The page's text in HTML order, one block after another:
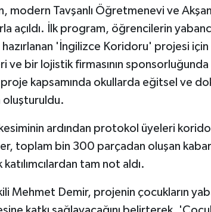
modern Tavşanlı Öğretmenevi ve
açıldı. İlk program, öğrencilerin
hazırlanan 'İngilizce Koridoru' projesi
ve bir lojistik firmasının
kapsamında okullarda eğitsel ve
oluşturuldu.
ardından protokol üyeleri
toplam bin 300 parçadan oluşan
tam not aldı.
Mehmet Demir, projenin çocukların